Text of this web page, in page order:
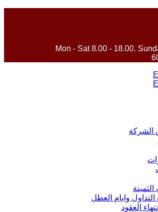
Mon - Sat 8.00 - 18.00.
الشركة
الثمينة
وايام العطل
العقود